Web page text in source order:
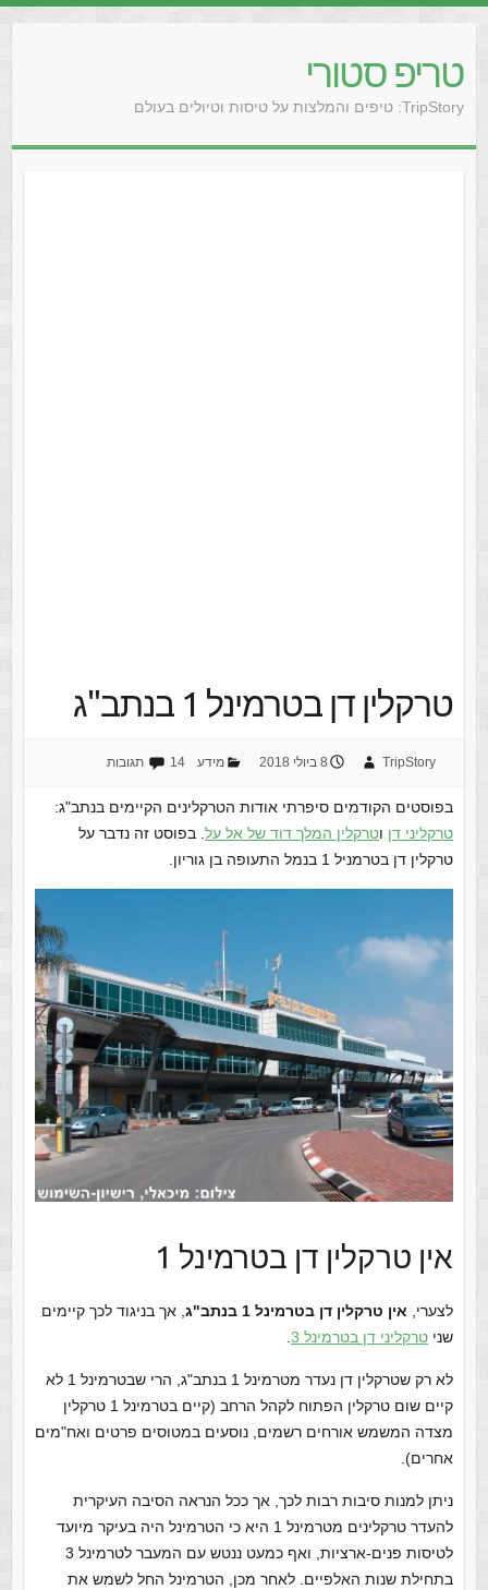
טריפ סטורי
TripStory: טיפים והמלצות על טיסות וטיולים בעולם
טרקלין דן בטרמינל 1 בנתב"ג
TripStory 8 ביולי 2018 מידע 14 תגובות
בפוסטים הקודמים סיפרתי אודות הטרקלינים הקיימים בנתב"ג:
טרקליני דן וטרקלין המלך דוד של אל על. בפוסט זה נדבר על
טרקלין דן בטרמניל 1 בנמל התעופה בן גוריון.
אין טרקלין דן בטרמינל 1
לצערי, אין טרקלין דן בטרמינל 1 בנתב"ג
, אך בניגוד לכך קיימים
שני טרקליני דן בטרמינל 3 .
לא רק שטרקלין דן נעדר מטרמינל 1 בנתב"ג, הרי שבטרמינל 1 לא
קיים שום טרקלין הפתוח לקהל הרחב (קיים בטרמינל 1 טרקלין
מצדה המשמש אורחים רשמים, נוסעים במטוסים פרטים ואח"מים
אחרים).
ניתן למנות סיבות רבות לכך, אך ככל הנראה הסיבה העיקרית
להעדר טרקלינים מטרמינל 1 היא כי הטרמינל היה בעיקר מיועד
לטיסות פנים-ארציות, ואף כמעט ננטש עם המעבר לטרמינל 3
בתחילת שנות האלפיים. לאחר מכן, הטרמינל החל לשמש את